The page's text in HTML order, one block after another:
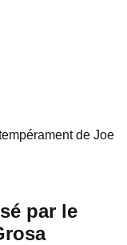
de Joe
par le